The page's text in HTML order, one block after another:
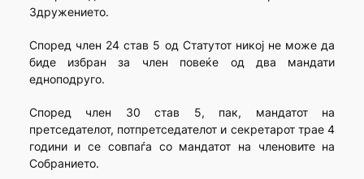
Здружението.
Според член 24 став 5 од Статутот никој не може да
биде избран за член повеќе од два мандати
едноподруго.
Според член 30 став 5, пак, мандатот на
претседателот, потпретседателот и секретарот трае 4
години и се совпаѓа со мандатот на членовите на
Собранието.